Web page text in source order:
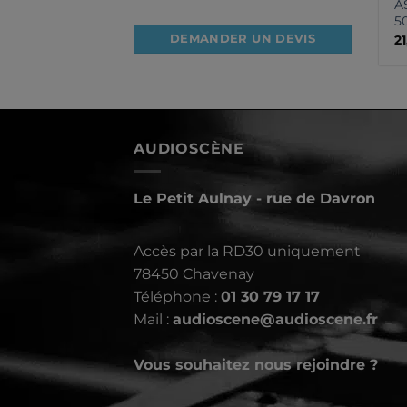
DEMANDER UN DEVIS
AUDIOSCÈNE
Le Petit Aulnay - rue de Davron
Accès par la RD30 uniquement
78450 Chavenay
Téléphone : 01 30 79 17 17
Mail : audioscene@audioscene.fr
Vous souhaitez nous rejoindre ?